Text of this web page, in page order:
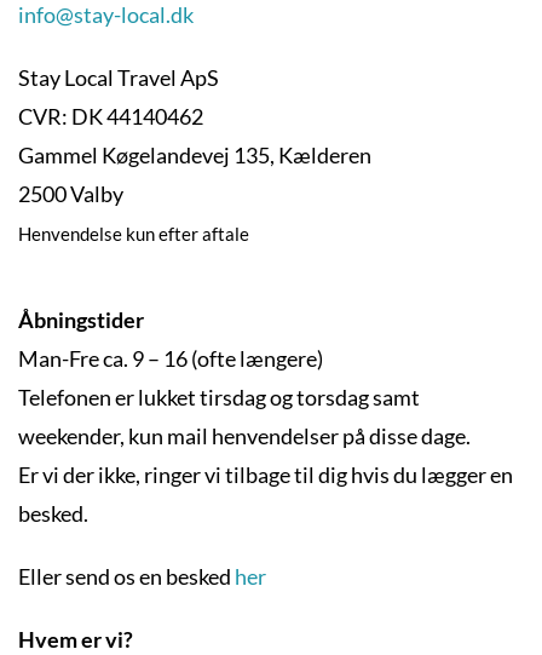
info@stay-local.dk
Stay Local Travel ApS
CVR: DK 44140462
Gammel Køgelandevej 135, Kælderen
2500 Valby
Henvendelse kun efter aftale
Åbningstider
Man-Fre ca. 9 – 16 (ofte længere)
Telefonen er lukket tirsdag og torsdag samt
weekender, kun mail henvendelser på disse dage.
Er vi der ikke, ringer vi tilbage til dig hvis du lægger en
besked.
Eller send os en besked her
Hvem er vi?